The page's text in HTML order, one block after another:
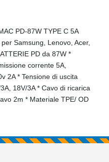
PD-87W TYPE C 5A
Samsung, Lenovo, Acer,
PD da 87W *
corrente 5A,
2A * Tensione di uscita
18V/3A * Cavo di ricarica
2m * Materiale TPE/ OD